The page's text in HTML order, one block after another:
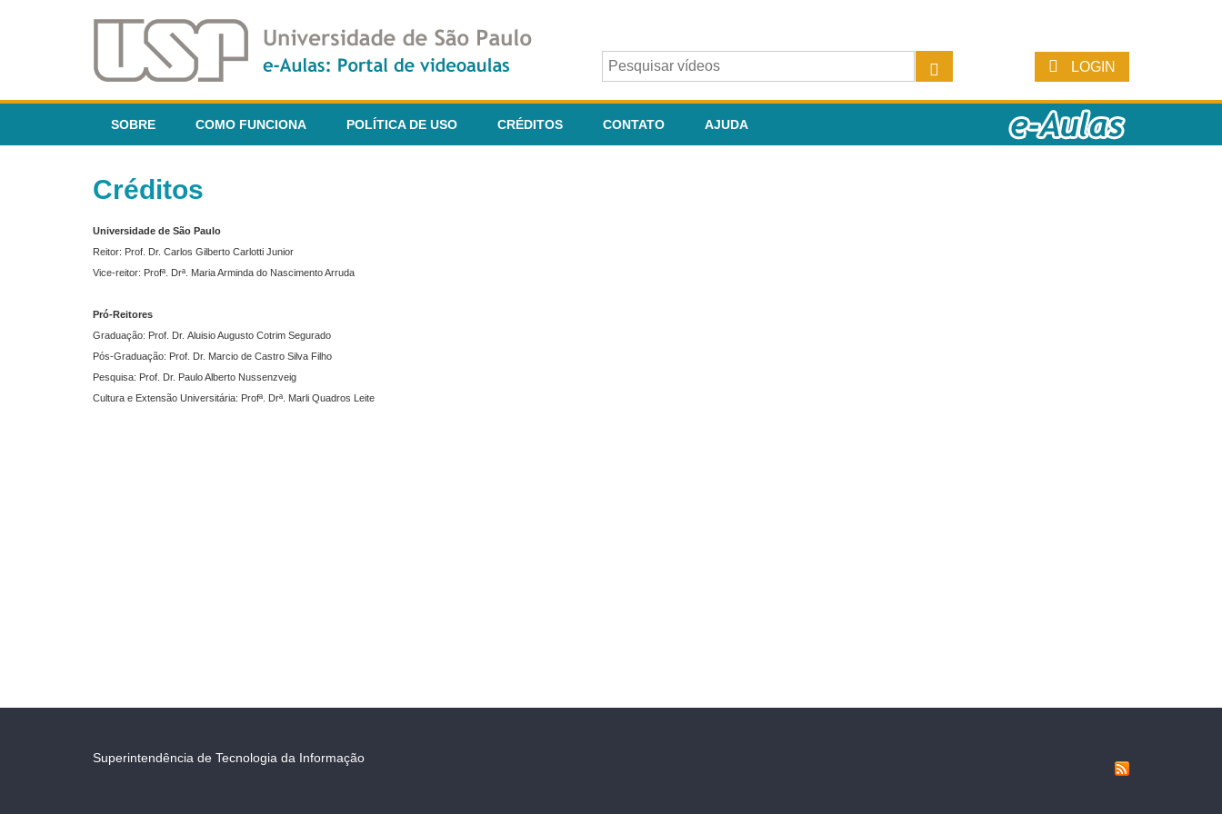
LOGIN
SOBRE COMO FUNCIONA POLÍTICA DE USO CRÉDITOS CONTATO AJUDA
Créditos
Universidade de São Paulo
Reitor: Prof. Dr. Carlos Gilberto Carlotti Junior
Vice-reitor: Profª. Drª. Maria Arminda do Nascimento Arruda
Pró-Reitores
Graduação: Prof. Dr. Aluisio Augusto Cotrim Segurado
Pós-Graduação: Prof. Dr. Marcio de Castro Silva Filho
Pesquisa: Prof. Dr. Paulo Alberto Nussenzveig
Cultura e Extensão Universitária: Profª. Drª. Marli Quadros Leite
Superintendência de Tecnologia da Informação